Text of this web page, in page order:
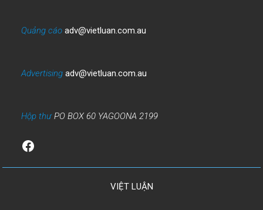
Quảng cáo adv@vietluan.com.au
Advertising adv@vietluan.com.au
Hộp thưPO BOX 60 YAGOONA 2199
Facebook
VIỆT LUẬN